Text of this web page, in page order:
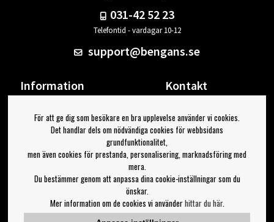
031-42 52 23
Telefontid - vardagar 10-12
support@bengans.se
Information
Om Bengans
FAQ / Köp- & Leveransvillkor
Kontakt
Din sida
Logga ut
Jag vill ha tips från Bengans
Inställningar för nyhetsbrev
För att ge dig som besökare en bra upplevelse använder vi cookies.
Det handlar dels om nödvändiga cookies för webbsidans
grundfunktionalitet,
men även cookies för prestanda, personalisering, marknadsföring med
mera.
Du bestämmer genom att anpassa dina cookie-inställningar som du
önskar.
Mer information om de cookies vi använderhittar du här.